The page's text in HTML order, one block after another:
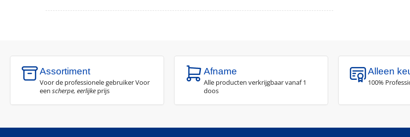
Assortiment
Voor de professionele gebruiker Voor
een scherpe, eerlijke prijs
Afname
Alle producten verkrijgbaar vanaf 1
doos
Alleen
100%